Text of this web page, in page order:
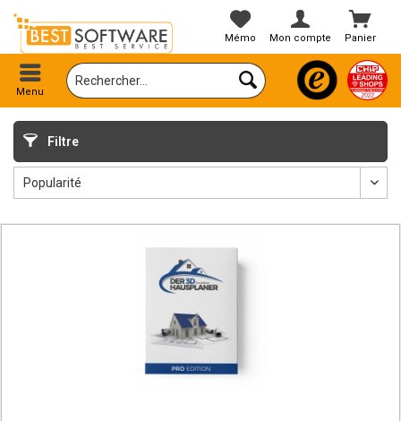
Panier
Mémo Mon compte
Menu
Filtre